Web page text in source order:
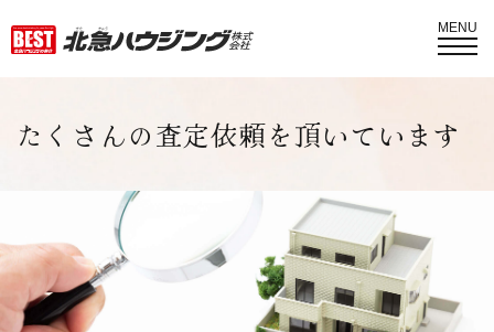
MENU
たくさんの査定依頼を頂いています